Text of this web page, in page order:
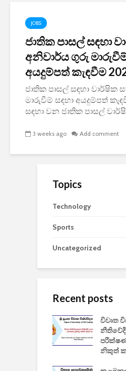
JOBS
ජාතික පාසල් සඳහා
අනිවාර්ය ගුරු
අයදුම්පත් කැඳවීම
ජාතික පාසල් සඳහා වාර්ෂික
මාරුවීම් සඳහා අයදුම්පත්
සඳහා වන ජාතික පාසල්
3 weeks ago Add comment
Topics
Technology
Sports
Uncategorized
Recent posts
විවෘත
නීතිවේදී
පරීක්ෂණ
නිකුත්